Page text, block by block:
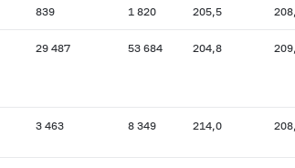
839 1 820 205,5
29 487 53 684 204,8
3 463 8 349 214,0